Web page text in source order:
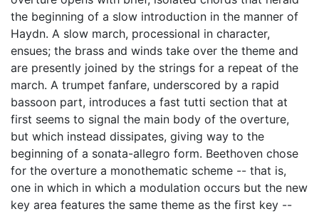
the beginning of a slow introduction in the manner of
Haydn. A slow march, processional in character,
ensues; the brass and winds take over the theme and
are presently joined by the strings for a repeat of the
march. A trumpet fanfare, underscored by a rapid
bassoon part, introduces a fast tutti section that at
first seems to signal the main body of the overture,
but which instead dissipates, giving way to the
beginning of a sonata-allegro form. Beethoven chose
for the overture a monothematic scheme -- that is,
one in which in which a modulation occurs but the new
key area features the same theme as the first key --